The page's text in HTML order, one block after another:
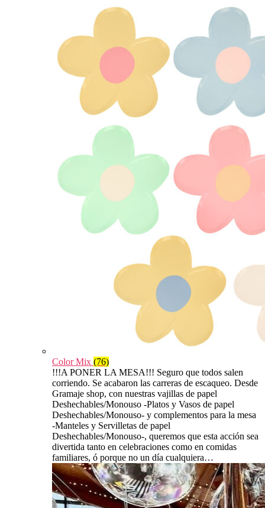
Color Mix (76)
!!!A PONER LA MESA!!! Seguro que todos salen
corriendo. Se acabaron las carreras de escaqueo. Desde
Gramaje shop, con nuestras vajillas de papel
Deshechables/Monouso -Platos y Vasos de papel
Deshechables/Monouso- y complementos para la mesa
-Manteles y Servilletas de papel
Deshechables/Monouso-, queremos que esta acción sea
divertida tanto en celebraciones como en comidas
familiares, ó porque no un día cualquiera…